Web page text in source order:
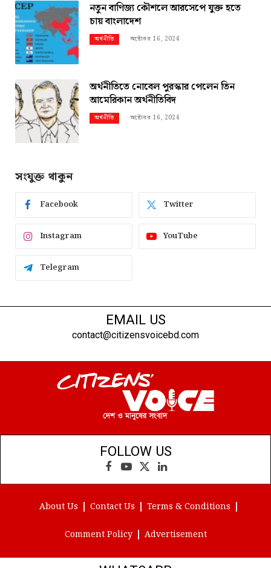
নতুন বাণিজ্য কৌশলে আরসেপে যুক্ত হতে
চায় বাংলাদেশ
অর্থনীতি অক্টোবর 16, 2024
অর্থনীতিতে নোবেল পুরস্কার পেলেন তিন
আমেরিকান অর্থনীতিবিদ
অর্থনীতি অক্টোবর 16, 2024
সংযুক্ত থাকুন
Facebook Twitter
Instagram YouTube
Telegram
EMAIL US
contact@citizensvoicebd.com
FOLLOW US
Facebook
YouTube
X
(Twitter)
LinkedIn
About Us Contact Us Terms & Conditions
Comment Policy Advertisement